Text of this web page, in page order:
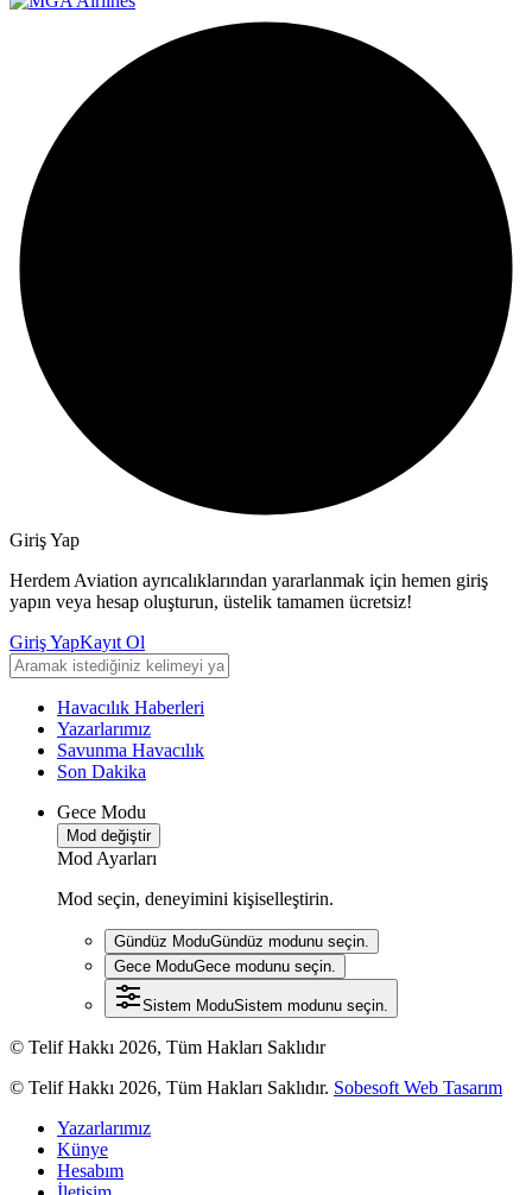
Giriş Yap
Herdem Aviation ayrıcalıklarından yararlanmak için hemen giriş
yapın veya hesap oluşturun, üstelik tamamen ücretsiz!
Giriş YapKayıt Ol
Havacılık Haberleri
Yazarlarımız
Savunma Havacılık
Son Dakika
Gece Modu
Mod değiştir
Mod Ayarları
Mod seçin, deneyimini kişiselleştirin.
Gündüz ModuGündüz modunu seçin.
Gece ModuGece modunu seçin.
Sistem ModuSistem modunu seçin.
© Telif Hakkı 2026, Tüm Hakları Saklıdır
© Telif Hakkı 2026, Tüm Hakları Saklıdır. Sobesoft Web Tasarım
Yazarlarımız
Künye
Hesabım